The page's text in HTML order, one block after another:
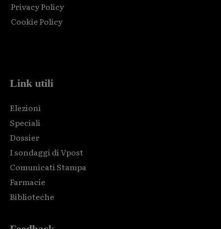
Privacy Policy
Cookie Policy
Link utili
Elezioni
Speciali
Dossier
I sondaggi di Vpost
Comunicati Stampa
Farmacie
Biblioteche